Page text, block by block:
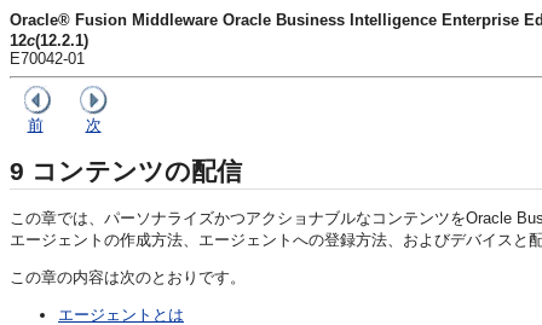
Oracle® Fusion Middleware Oracle Business Intelligence Enterprise
12c(12.2.1)
E70042-01
前 次
9 コンテンツの配信
この章では、パーソナライズかつアクショナブルなコンテンツをOracle
エージェントの作成方法、エージェントへの登録方法、およびデバイスと
この章の内容は次のとおりです。
エージェントとは